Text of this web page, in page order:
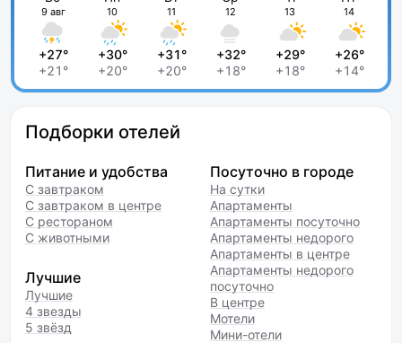
9 авг
+27°
+21°
10
+30°
+20°
11
+31°
+20°
12
+32°
+18°
13
+29°
+18°
14
+26°
+14°
Подборки отелей
Питание и удобства
С завтраком
С завтраком в центре
С рестораном
С животными
Лучшие
Лучшие
4 звезды
5 звёзд
Посуточно в городе
На сутки
Апартаменты
Апартаменты посуточно
Апартаменты недорого
Апартаменты в центре
Апартаменты недорого
посуточно
В центре
Мотели
Мини-отели